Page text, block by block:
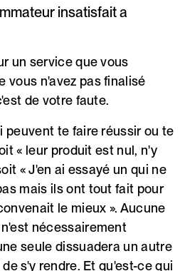
insatisfait a
un service que vous
vous n'avez pas finalisé
de votre faute.
peuvent te faire réussir ou te
« leur produit est nul, n'y
« J'en ai essayé un qui ne
mais ils ont tout fait pour
le mieux ». Aucune
nécessairement
seule dissuadera un autre
s'y rendre. Et qu'est-ce qui